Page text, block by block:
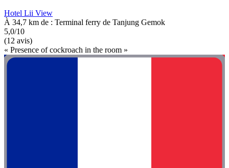
Hotel Lii View
À 34,7 km de : Terminal ferry de Tanjung Gemok
5,0/10
(12 avis)
« Presence of cockroach in the room »